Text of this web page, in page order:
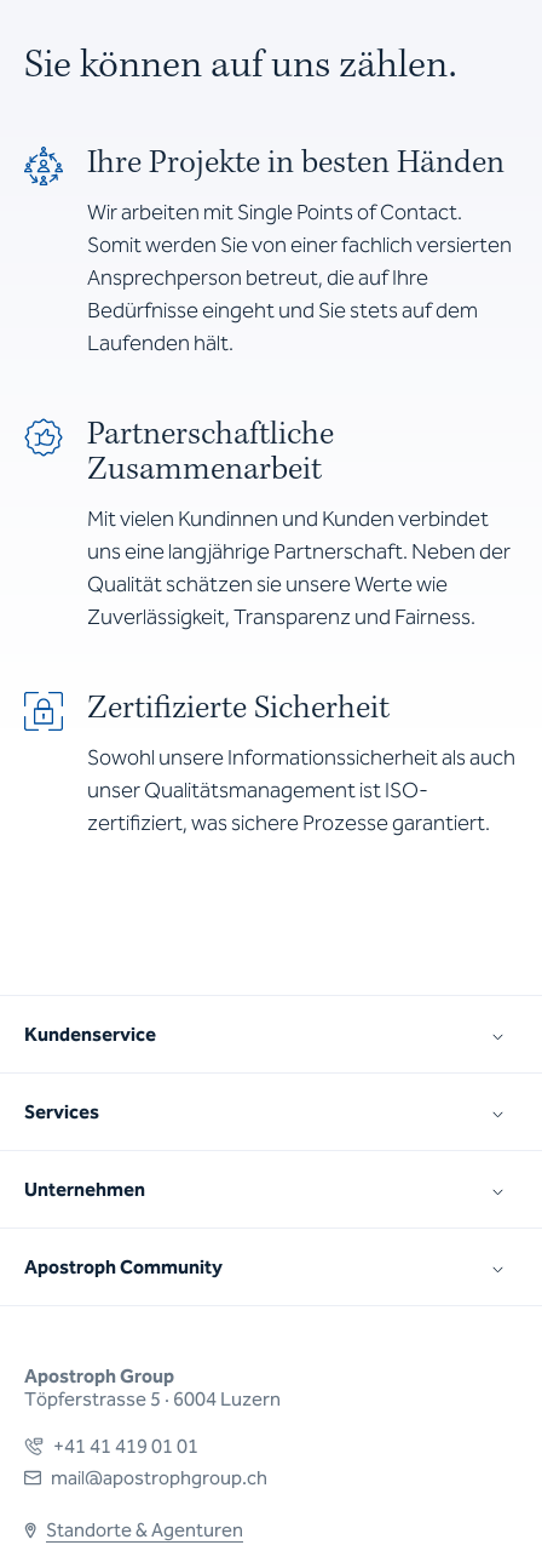
Sie können auf uns zählen.
Ihre Projekte in besten Händen
Wir arbeiten mit Single Points of Contact.
Somit werden Sie von einer fachlich versierten
Ansprechperson betreut, die auf Ihre
Bedürfnisse eingeht und Sie stets auf dem
Laufenden hält.
Partnerschaftliche
Zusammenarbeit
Mit vielen Kundinnen und Kunden verbindet
uns eine langjährige Partnerschaft. Neben der
Qualität schätzen sie unsere Werte wie
Zuverlässigkeit, Transparenz und Fairness.
Zertifizierte Sicherheit
Sowohl unsere Informationssicherheit als auch
unser Qualitätsmanagement ist ISO-
zertifiziert, was sichere Prozesse garantiert.
Apostroph Group
Töpferstrasse 5 · 6004 Luzern
+41 41 419 01 01
mail@apostrophgroup.ch
Standorte & Agenturen
Kundenservice
Services
Unternehmen
Apostroph Community